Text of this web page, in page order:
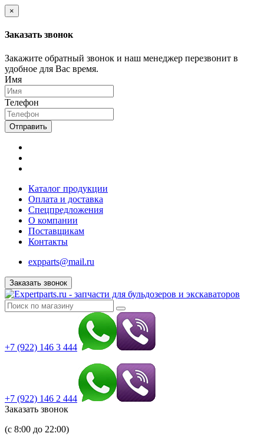
×
Заказать звонок
Закажите обратный звонок и наш менеджер перезвонит в
удобное для Вас время.
Имя
Телефон
Отправить
Каталог продукции
Оплата и доставка
Спецпредложения
О компании
Поставщикам
Контакты
expparts@mail.ru
Заказать звонок
+7 (922) 146 3 444
+7 (922) 146 2 444
Заказать звонок
(с 8:00 до 22:00)